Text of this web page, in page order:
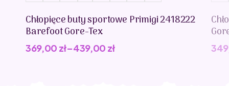
Chłopięce buty sportowe Primigi 2418222
Barefoot Gore-Tex
369,00 zł–439,00 zł